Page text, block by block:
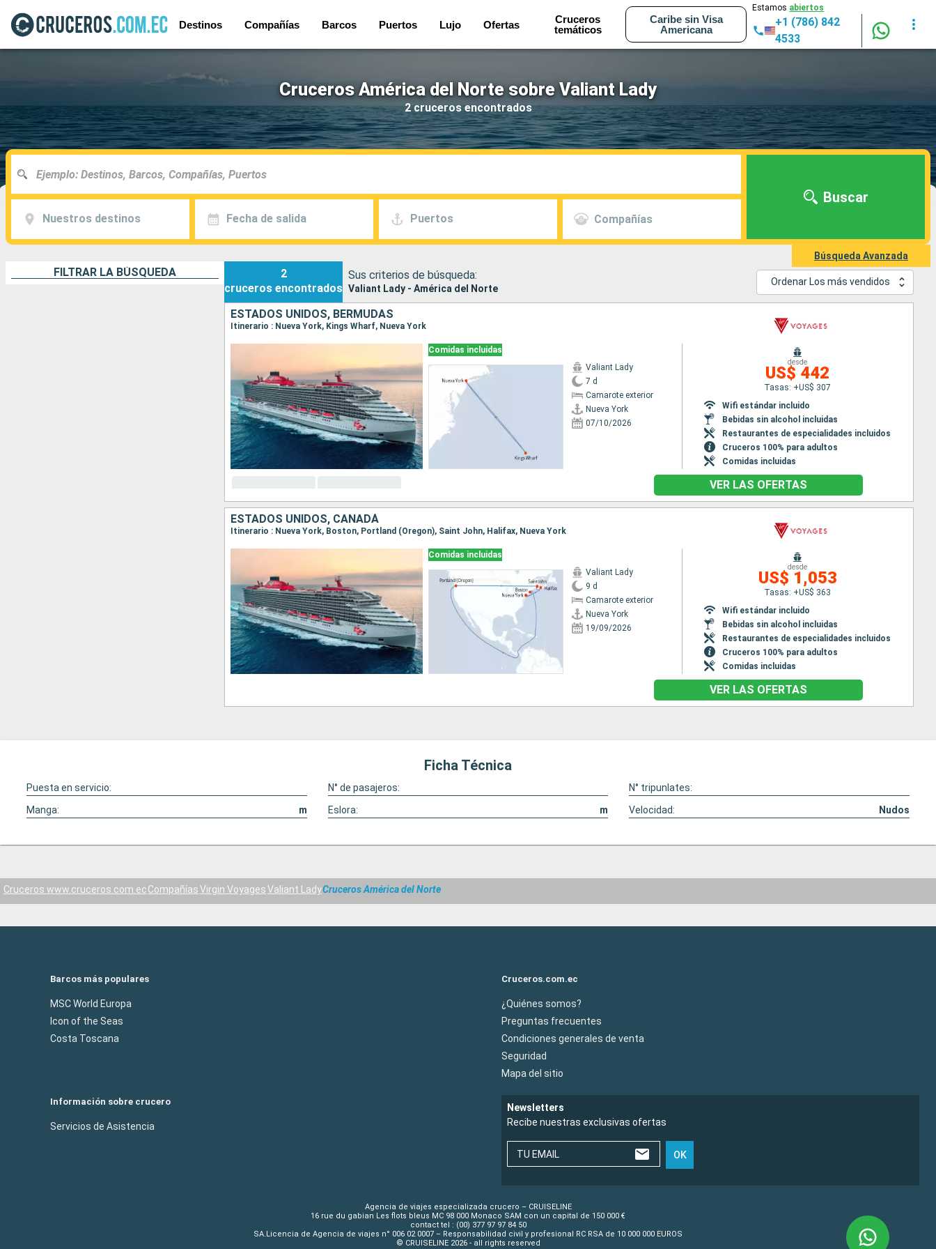
Destinos Compañías Barcos Puertos Lujo Ofertas
Cruceros
temáticos
Caribe sin Visa
Americana
Estamos abiertos
+1 (786) 842
4533
Cruceros América del Norte sobre Valiant Lady
2 cruceros encontrados
Nuestros destinos Fecha de salida Puertos Compañías
Buscar
Búsqueda Avanzada
FILTRAR LA BÚSQUEDA
2
cruceros encontrados
Sus criterios de búsqueda:
Valiant Lady - América del Norte
Ordenar Los más vendidos
ESTADOS UNIDOS, BERMUDAS
Itinerario : Nueva York, Kings Wharf, Nueva York
Comidas incluidas
Valiant Lady
7 d
Camarote exterior
Nueva York
07/10/2026
desde
US$ 442
Tasas: +US$ 307
Wifi estándar incluido
Bebidas sin alcohol incluidas
Restaurantes de especialidades incluidos
Cruceros 100% para adultos
Comidas incluidas
VER LAS OFERTAS
ESTADOS UNIDOS, CANADÁ
Itinerario : Nueva York, Boston, Portland (Oregon), Saint John, Halifax, Nueva York
Comidas incluidas
Valiant Lady
9 d
Camarote exterior
Nueva York
19/09/2026
desde
US$ 1,053
Tasas: +US$ 363
Wifi estándar incluido
Bebidas sin alcohol incluidas
Restaurantes de especialidades incluidos
Cruceros 100% para adultos
Comidas incluidas
VER LAS OFERTAS
Ficha Técnica
Puesta en servicio: N° de pasajeros:
N° tripunlates:
Manga:
m Eslora: m Velocidad: Nudos
Cruceros www.cruceros.com.ecCompañíasVirgin VoyagesValiant LadyCruceros América del Norte
Barcos más populares
MSC World Europa
Icon of the Seas
Costa Toscana
Cruceros.com.ec
¿Quiénes somos?
Preguntas frecuentes
Condiciones generales de venta
Seguridad
Mapa del sitio
Información sobre crucero
Servicios de Asistencia
Newsletters
Recibe nuestras exclusivas ofertas
TU EMAIL OK
Agencia de viajes especializada crucero – CRUISELINE
16 rue du gabian Les flots bleus MC 98 000 Monaco SAM con un capital de 150 000 €
contact tel : (00) 377 97 97 84 50
SA.Licencia de Agencia de viajes n° 006 02 0007 – Responsabilidad civil y profesional RC RSA de 10 000 000 EUROS
© CRUISELINE 2026 - all rights reserved